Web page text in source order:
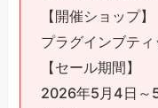
【開催ショップ】
プラグインブテ
【セール期間】
2026年5月4日～